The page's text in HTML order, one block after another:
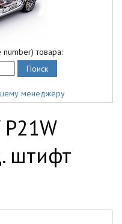
товара:
менеджеру
штифт